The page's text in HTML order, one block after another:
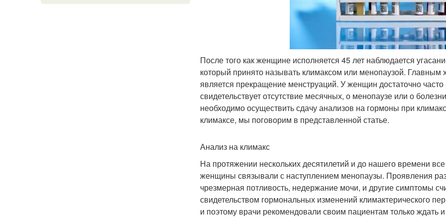
После того как женщине исполняется 45 лет наблюдается
который принято называть климаксом или менопаузой.
является прекращение менструаций. У женщин достаточно часто
свидетельствует отсутствие месячных, о менопаузе или о
необходимо осуществить сдачу анализов на гормоны при
климаксе, мы поговорим в представленной статье.
Анализ на климакс
На протяжении нескольких десятилетий и до нашего времени
женщины связывали с наступлением менопаузы. Проявления
чрезмерная потливость, недержание мочи, и другие симптомы
свидетельством гормональных изменений климактерического
и поэтому врачи рекомендовали своим пациентам только ждать и